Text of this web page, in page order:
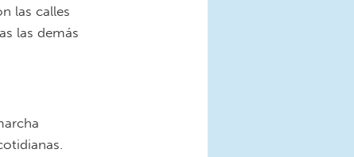
las calles
las demás